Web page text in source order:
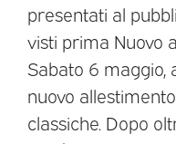
presentati al
visti prima Nuovo
Sabato 6 maggio,
nuovo
classiche. Dopo